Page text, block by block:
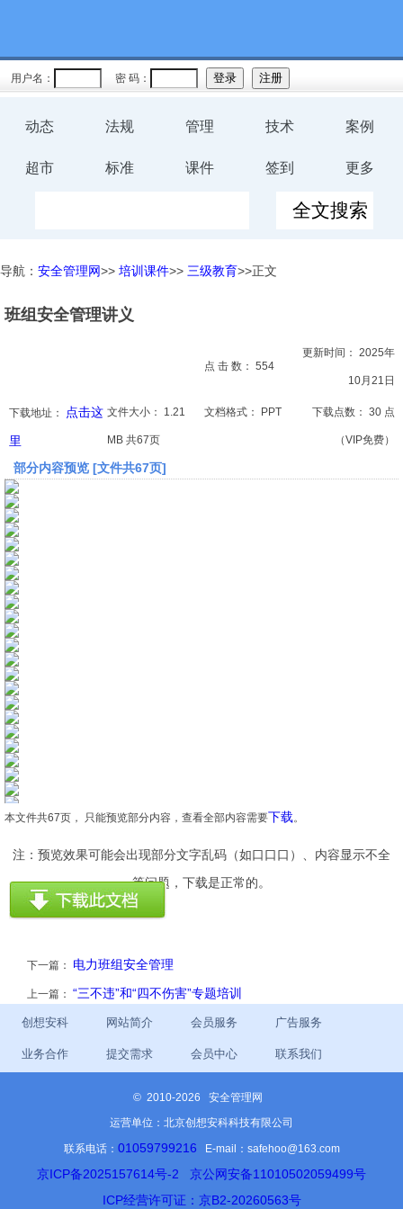
用户名： 密 码：
动态 法规 管理 技术 案例
超市 标准 课件 签到 更多
规程
预案
评价
生
环保
论文
导航： 安全管理网>> 培训课件>> 三级教育>>正文
班组安全管理讲义
点 击 数： 554
更新时间： 2025年
10月21日
下载地址：
点击这
里
文件大小： 1.21
MB 共67页
文档格式： PPT 下载点数： 30 点
（VIP免费）
部分内容预览 [文件共67页]
本文件共67页， 只能预览部分内容，查看全部内容需要下载。
注：预览效果可能会出现部分文字乱码（如口口口）、内容显示不全
等问题，下载是正常的。
下一篇： 电力班组安全管理
上一篇： “三不违”和“四不伤害”专题培训
创想安科 网站简介 会员服务 广告服务
业务合作 提交需求 会员中心 联系我们
© 2010-2026 安全管理网
运营单位：北京创想安科科技有限公司
联系电话： 01059799216 E-mail：safehoo@163.com
京ICP备2025157614号-2
京公网安备11010502059499号
ICP经营许可证：京B2-20260563号